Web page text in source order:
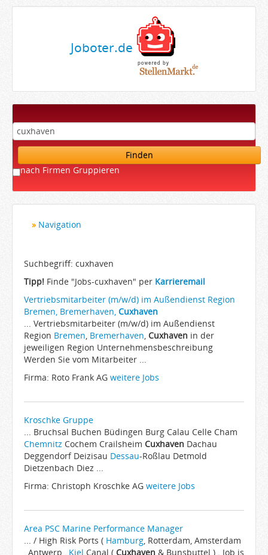
Joboter.de
Finden
nach Firmen Gruppieren
Navigation
Bewerber
Arbeitgeber
Firmen von A-Z
Karrieremail
JobWiki
Berufe
Städte
Suchbegriff: cuxhaven
Tipp! Finde "Jobs-cuxhaven" per Karrieremail
Vertriebsmitarbeiter (m/w/d) im Außendienst Region
Bremen, Bremerhaven, Cuxhaven
... Vertriebsmitarbeiter (m/w/d) im Außendienst
Region Bremen, Bremerhaven, Cuxhaven in der
jeweiligen Region Unternehmensbeschreibung
Werden Sie vom Mitarbeiter ...
Firma: Roto Frank AG weitere Jobs
Kroschke Gruppe
... Bruchsal Buchen Büdingen Burg Calau Celle Cham
Chemnitz Cochem Crailsheim Cuxhaven Dachau
Deggendorf Deizisau Dessau-Roßlau Detmold
Dietzenbach Diez ...
Firma: Christoph Kroschke AG weitere Jobs
Area PSC Marine Performance Manager
... / High Risk Ports ( Hamburg, Rotterdam, Amsterdam
, Antwerp , Kiel Canal ( Cuxhaven & Bunsbuttel ) . Job is